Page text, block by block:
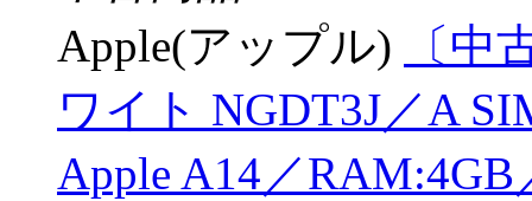
Apple(アップル)
〔中
ワイト NGDT3J／A
Apple A14／